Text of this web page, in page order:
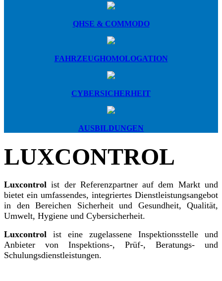
QHSE & COMMODO
FAHRZEUGHOMOLOGATION
CYBERSICHERHEIT
AUSBILDUNGEN
LUXCONTROL
Luxcontrolist der Referenzpartner auf dem Markt und
bietet ein umfassendes, integriertes Dienstleistungsangebot
in den Bereichen Sicherheit und Gesundheit, Qualität,
Umwelt, Hygiene und Cybersicherheit.
Luxcontrol ist eine zugelassene Inspektionsstelle und
Anbieter von Inspektions-, Prüf-, Beratungs- und
Schulungsdienstleistungen.